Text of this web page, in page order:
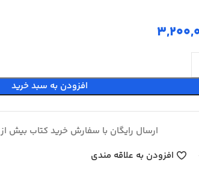
افزودن به سبد خرید
ارسال رایگان با سفارش خرید کتاب بیش از 800 هزار تومان
افزودن به علاقه مندی